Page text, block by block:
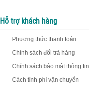
Hỗ trợ khách hàng
Phương thức thanh toán
Chính sách đổi trả hàng
Chính sách bảo mật thông tin
Cách tính phí vận chuyển